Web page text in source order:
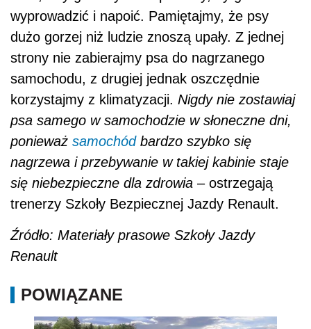
wyprowadzić i napoić. Pamiętajmy, że psy
dużo gorzej niż ludzie znoszą upały. Z jednej
strony nie zabierajmy psa do nagrzanego
samochodu, z drugiej jednak oszczędnie
korzystajmy z klimatyzacji. Nigdy nie zostawiaj
psa samego w samochodzie w słoneczne dni,
ponieważ samochódbardzo szybko się
nagrzewa i przebywanie w takiej kabinie staje
się niebezpieczne dla zdrowia – ostrzegają
trenerzy Szkoły Bezpiecznej Jazdy Renault.
Źródło: Materiały prasowe Szkoły Jazdy
Renault
POWIĄZANE